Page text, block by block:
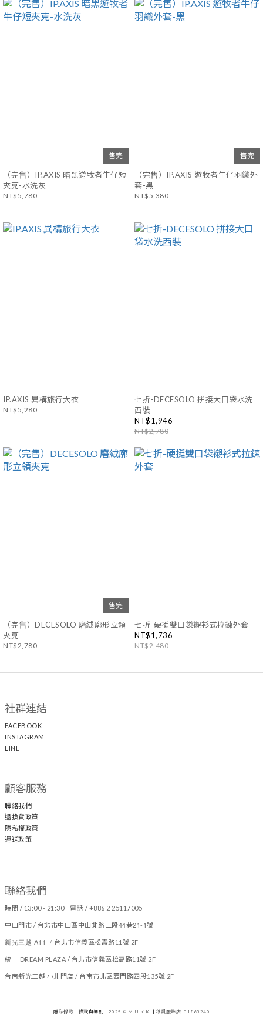
售完
（完售）IP.AXIS 暗黑遊牧者牛仔短
夾克-水洗灰
NT$5,780
售完
（完售）IP.AXIS 遊牧者牛仔羽織外
套-黑
NT$5,380
IP.AXIS 異構旅行大衣
NT$5,280
七折-DECESOLO 拼接大口袋水洗
西裝
NT$1,946
NT$2,780
售完
（完售）DECESOLO 磨絨廓形立領
夾克
NT$2,780
七折-硬挺雙口袋襯衫式拉鍊外套
NT$1,736
NT$2,480
社群連結
FACEBOOK
INSTAGRAM
LINE
顧客服務
聯絡我們
退換貨政策
隱私權政策
運送政策
聯絡我們
時間 / 13:00 - 21:30 電話 / +886 2 25117005
中山門市 / 台北市中山區中山北路二段44巷21-1號
新光三越 A11 / 台北市信義區松壽路11號 2F
統一 DREAM PLAZA / 台北市信義區松高路11號 2F
台南新光三越 小北門店 / 台南市北區西門路四段135號 2F
隱私條款 | 條款與細則 | 2025 © M U K K | 穆凱服飾店 31863240